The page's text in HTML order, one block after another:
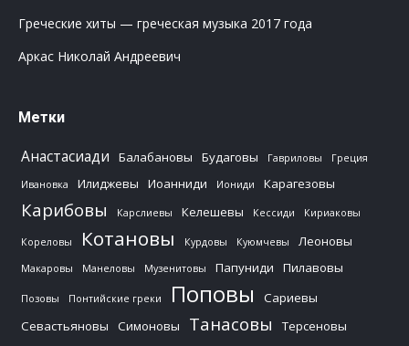
Греческие хиты — греческая музыка 2017 года
Аркас Николай Андреевич
Метки
Анастасиади Балабановы Будаговы Гавриловы Греция
Ивановка Илиджевы Иоанниди Иониди Карагезовы
Карибовы Карслиевы Келешевы Кессиди Кириаковы
Кореловы Котановы Курдовы Куюмчевы Леоновы
Макаровы Манеловы Музенитовы Папуниди Пилавовы
Позовы Понтийские греки Поповы
Сариевы
Севастьяновы
Симоновы Танасовы Терсеновы